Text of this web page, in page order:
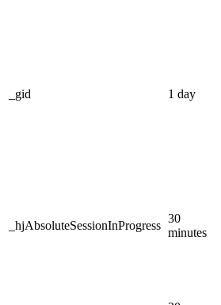
_gid 1 day
_hjAbsoluteSessionInProgress
30
minutes